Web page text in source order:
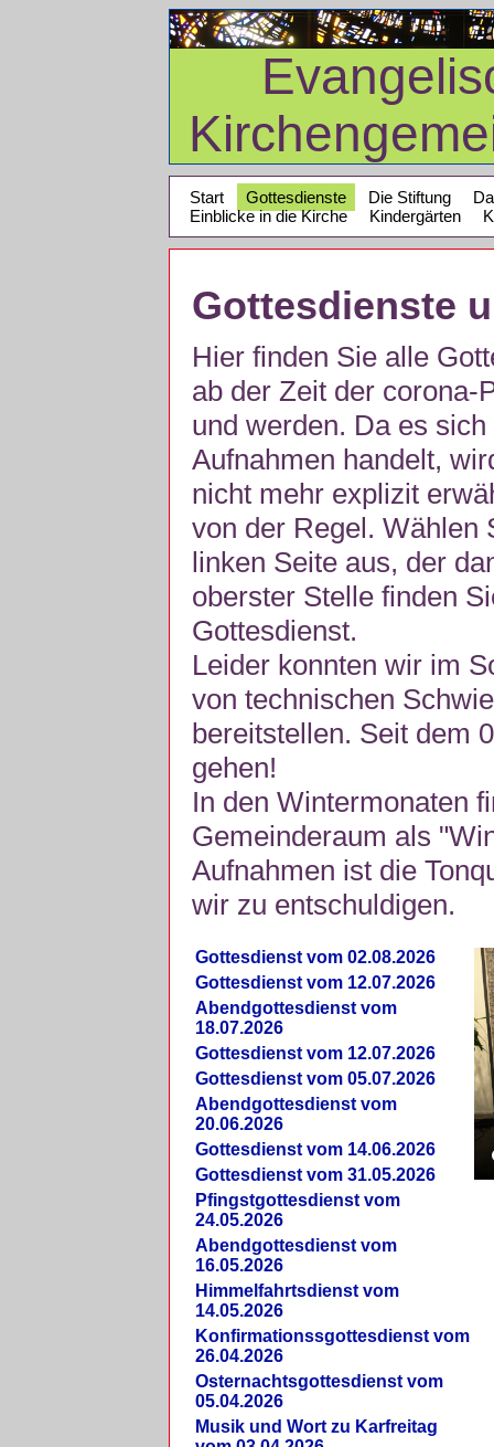
Start Gottesdienste Die Stiftung
Einblicke in die Kirche
Kindergärten
Gottesdienste
Hier finden Sie alle
ab der Zeit der corona-
und werden. Da es
Aufnahmen handelt,
nicht mehr explizit
von der Regel. Wählen
linken Seite aus, der
oberster Stelle finden
Gottesdienst.
Leider konnten wir im
von technischen
bereitstellen. Seit dem
gehen!
In den Wintermonaten
Gemeinderaum als
Aufnahmen ist die
wir zu entschuldigen.
Gottesdienst vom 02.08.2026
Gottesdienst vom 12.07.2026
Abendgottesdienst vom
18.07.2026
Gottesdienst vom 12.07.2026
Gottesdienst vom 05.07.2026
Abendgottesdienst vom
20.06.2026
Gottesdienst vom 14.06.2026
Gottesdienst vom 31.05.2026
Pfingstgottesdienst vom
24.05.2026
Abendgottesdienst vom
16.05.2026
Himmelfahrtsdienst vom
14.05.2026
Konfirmationssgottesdienst vom
26.04.2026
Osternachtsgottesdienst vom
05.04.2026
Musik und Wort zu Karfreitag